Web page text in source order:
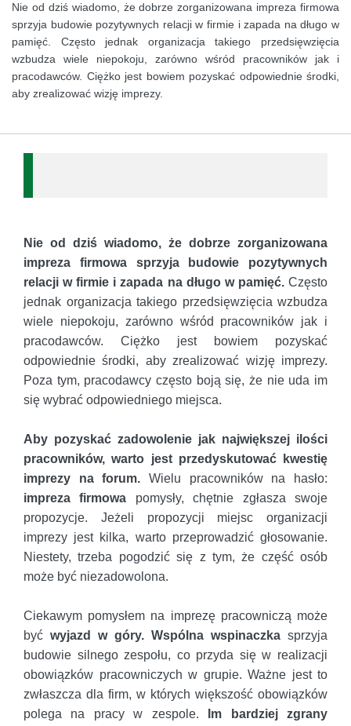
Nie od dziś wiadomo, że dobrze zorganizowana impreza firmowa
sprzyja budowie pozytywnych relacji w firmie i zapada na długo w
pamięć. Często jednak organizacja takiego przedsięwzięcia
wzbudza wiele niepokoju, zarówno wśród pracowników jak i
pracodawców. Ciężko jest bowiem pozyskać odpowiednie środki,
aby zrealizować wizję imprezy.
Nie od dziś wiadomo, że dobrze zorganizowana
impreza firmowa sprzyja budowie pozytywnych
relacji w firmie i zapada na długo w pamięć.Często
jednak organizacja takiego przedsięwzięcia wzbudza
wiele niepokoju, zarówno wśród pracowników jak i
pracodawców. Ciężko jest bowiem pozyskać
odpowiednie środki, aby zrealizować wizję imprezy.
Poza tym, pracodawcy często boją się, że nie uda im
się wybrać odpowiedniego miejsca.
Aby pozyskać zadowolenie jak największej ilości
pracowników, warto jest przedyskutować kwestię
imprezy na forum. Wielu pracowników na hasło:
impreza firmowa pomysły, chętnie zgłasza swoje
propozycje. Jeżeli propozycji miejsc organizacji
imprezy jest kilka, warto przeprowadzić głosowanie.
Niestety, trzeba pogodzić się z tym, że część osób
może być niezadowolona.
Ciekawym pomysłem na imprezę pracowniczą może
być wyjazd w góry. Wspólna wspinaczka sprzyja
budowie silnego zespołu, co przyda się w realizacji
obowiązków pracowniczych w grupie. Ważne jest to
zwłaszcza dla firm, w których większość obowiązków
polega na pracy w zespole.
Im bardziej zgrany